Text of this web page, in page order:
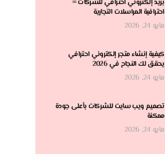
بريد إلكتروني احترافي للشركات =
احترافية المراسلات التجارية
مايو 24, 2026
كيفية إنشاء متجر إلكتروني احترافي
يحقق لك النجاح في 2026
مايو 24, 2026
تصميم ويب سايت للشركات بأعلى جودة
ممكنة
مايو 24, 2026